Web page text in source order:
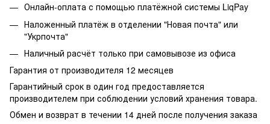
Онлайн-оплата с помощью платёжной системы LiqPay
Наложенный платёж в отделении "Новая почта" или
"Укрпочта"
Наличный расчёт только при самовывозе из офиса
Гарантия от производителя 12 месяцев
Гарантийный срок в один год предоставляется
производителем при соблюдении условий хранения товара.
Обмен и возврат в течении 14 дней после получения заказа